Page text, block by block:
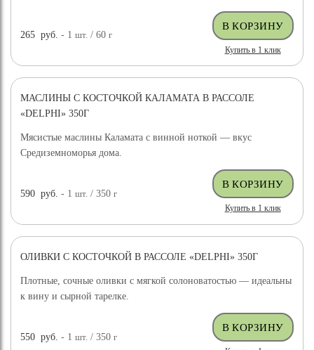
265 руб. - 1шт. / 60г
Купить в 1 клик
МАСЛИНЫ С КОСТОЧКОЙ КАЛАМАТА В РАССОЛЕ
«DELPHI» 350Г
Мясистые маслины Каламата с винной ноткой — вкус
Средиземноморья дома.
590 руб. - 1шт. / 350г
Купить в 1 клик
ОЛИВКИ С КОСТОЧКОЙ В РАССОЛЕ «DELPHI» 350Г
Плотные, сочные оливки с мягкой солоноватостью — идеальны
к вину и сырной тарелке.
550 руб. - 1шт. / 350г